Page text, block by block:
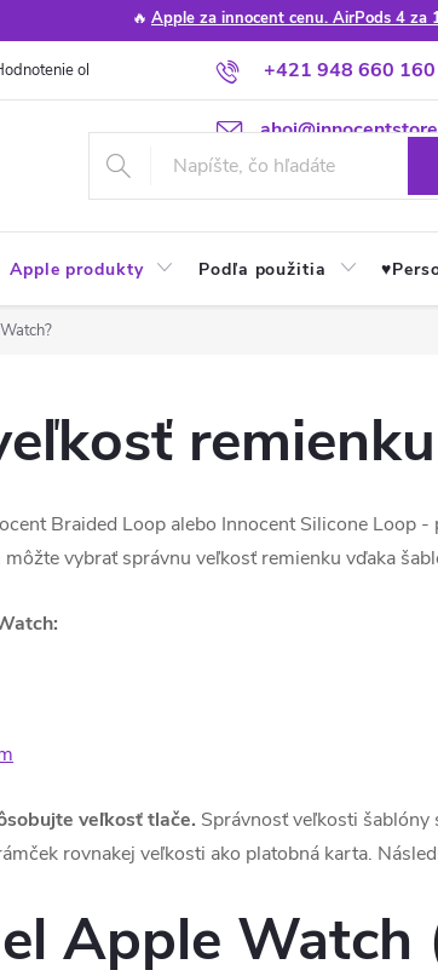
🔥 Apple za innocent cenu. AirPods 4 za
+421 948 660 160
obchodu Poradňa Apple návody a tipy
Apple produkty Podľa použitia
Braided Loop alebo Innocent Silicone Loop
vybrať správnu veľkosť remienku vďaka
veľkosť tlače. Správnosť veľkosti
rovnakej veľkosti ako platobná karta.
Apple Watch